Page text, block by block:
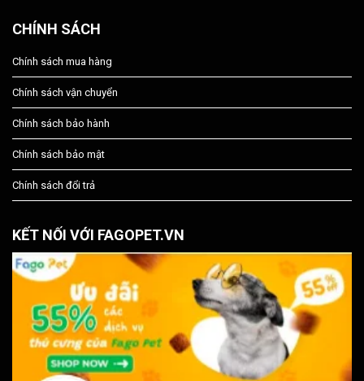
CHÍNH SÁCH
Chính sách mua hàng
Chính sách vận chuyển
Chính sách bảo hành
Chính sách bảo mật
Chính sách đổi trả
KẾT NỐI VỚI FAGOPET.VN